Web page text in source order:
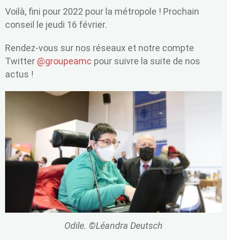
Voilà, fini pour 2022 pour la métropole ! Prochain
conseil le jeudi 16 février.
Rendez-vous sur nos réseaux et notre compte
Twitter @groupeamc pour suivre la suite de nos
actus !
Odile. ©Léandra Deutsch